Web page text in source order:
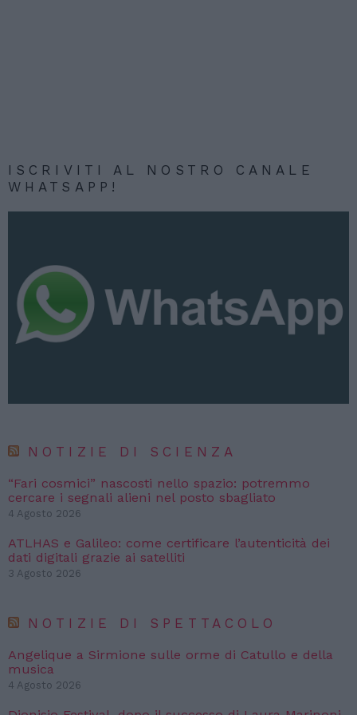
ISCRIVITI AL NOSTRO CANALE
WHATSAPP!
NOTIZIE DI SCIENZA
“Fari cosmici” nascosti nello spazio: potremmo
cercare i segnali alieni nel posto sbagliato
4 Agosto 2026
ATLHAS e Galileo: come certificare l’autenticità dei
dati digitali grazie ai satelliti
3 Agosto 2026
NOTIZIE DI SPETTACOLO
Angelique a Sirmione sulle orme di Catullo e della
musica
4 Agosto 2026